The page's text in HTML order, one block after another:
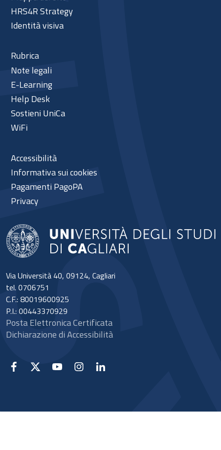
Via Università 40, 09124, Cagliari
tel. 0706751
C.F.: 80019600925
P.I.: 00443370929
Posta Elettronica Certificata
Dichiarazione di Accessibilità
HRS4R Strategy
Identità visiva
Rubrica
Note legali
E-Learning
Help Desk
Sostieni UniCa
WiFi
Accessibilità
Informativa sui cookies
Pagamenti PagoPA
Privacy
Facebook YouTube Instagram